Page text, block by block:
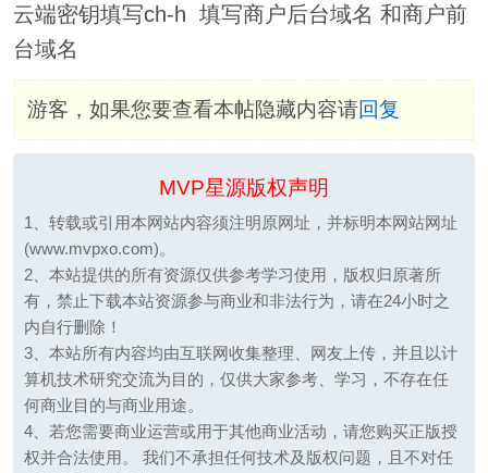
云端密钥填写ch-h 填写商户后台域名 和商户前
台域名
游客，如果您要查看本帖隐藏内容请回复
MVP星源版权声明
1、转载或引用本网站内容须注明原网址，并标明本网站网址
(www.mvpxo.com)。
2、本站提供的所有资源仅供参考学习使用，版权归原著所
有，禁止下载本站资源参与商业和非法行为，请在24小时之
内自行删除！
3、本站所有内容均由互联网收集整理、网友上传，并且以计
算机技术研究交流为目的，仅供大家参考、学习，不存在任
何商业目的与商业用途。
4、若您需要商业运营或用于其他商业活动，请您购买正版授
权并合法使用。 我们不承担任何技术及版权问题，且不对任